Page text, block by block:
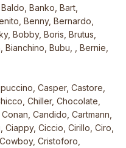
Banko, Bart,
Benny, Bernardo,
Bobby, Boris, Brutus,
Bubu, , Bernie,
Casper, Castore,
Chiller, Chocolate,
Candido, Cartmann,
Ciccio, Cirillo, Ciro,
Cristoforo,